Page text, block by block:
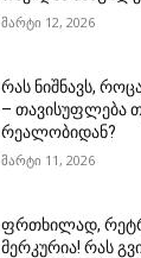
მარტი 12, 2026
რას ნიშნავს,
– თავისუფლება
რეალობიდან?
მარტი 11, 2026
ფრთხილად,
მერკურია! რას